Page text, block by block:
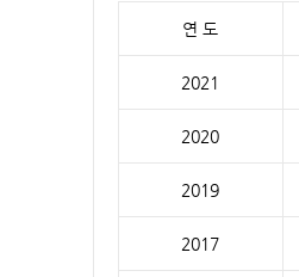
연 도
2021
2020
2019
2017